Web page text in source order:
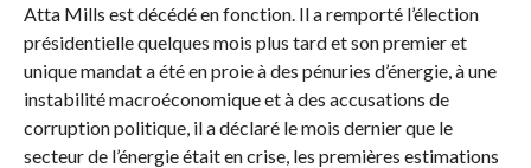
Atta Mills est décédé en fonction. Il a remporté l’élection
présidentielle quelques mois plus tard et son premier et
unique mandat a été en proie à des pénuries d’énergie, à une
instabilité macroéconomique et à des accusations de
corruption politique, il a déclaré le mois dernier que le
secteur de l’énergie était en crise, les premières estimations